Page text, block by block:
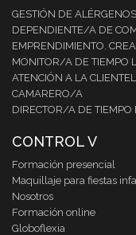
GESTIÓN DE ALÉRGENOS
DEPENDIENTE/A DE
EMPRENDIMIENTO.
MONITOR/A DE TIEMPO
ATENCIÓN A LA
CAMARERO/A
DIRECTOR/A DE TIEMPO
CONTROL V
Formación presencial
Maquillaje para fiestas
Nosotros
Formación online
Globoflexia